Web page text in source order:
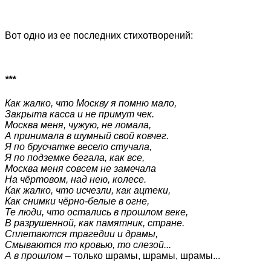
Вот одно из ее последних стихотворений:
***
Как жалко, что Москву я помню мало,
Закрыта касса и не примут чек.
Москва меня, чужую, не ломала,
А принимала в шумный свой ковчег.
Я по брусчатке весело стучала,
Я по подземке бегала, как все,
Москва меня совсем не замечала
На чёртовом, над нею, колесе.
Как жалко, что исчезли, как ацтеки,
Как снимки чёрно-белые в огне,
Те люди, что остались в прошлом веке,
В разрушенной, как памятник, стране.
Сплетаются трагедии и драмы,
Смываются то кровью, то слезой...
А в прошлом – только шрамы, шрамы, шрамы...